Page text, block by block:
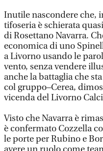
Inutile nascondere che,
tifoseria è schierata
di Rosettano Navarra.
economica di uno
a Livorno usando le
vento, senza vendere
anche la battaglia che
col gruppo–Cerea,
vicenda del Livorno
Visto che Navarra è
è confermato Cozzella
le porte per Rubino e